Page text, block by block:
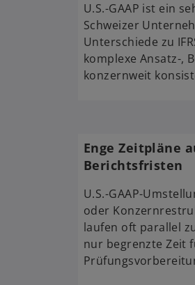
U.S.-GAAP ist ein
Schweizer
Unterschiede zu
komplexe Ansatz-,
konzernweit
Enge Zeitpläne
Berichtsfristen
U.S.-GAAP-
oder
laufen oft parallel
nur begrenzte Zeit